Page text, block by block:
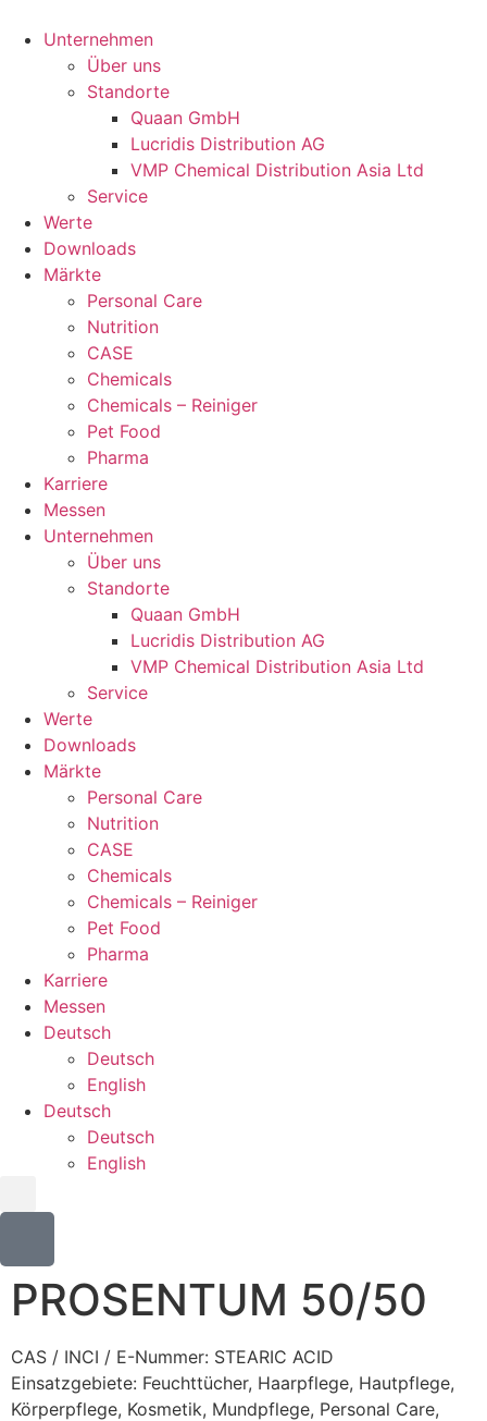
Unternehmen
Über uns
Standorte
Quaan GmbH
Lucridis Distribution AG
VMP Chemical Distribution Asia Ltd
Service
Werte
Downloads
Märkte
Personal Care
Nutrition
CASE
Chemicals
Chemicals – Reiniger
Pet Food
Pharma
Karriere
Messen
Unternehmen
Über uns
Standorte
Quaan GmbH
Lucridis Distribution AG
VMP Chemical Distribution Asia Ltd
Service
Werte
Downloads
Märkte
Personal Care
Nutrition
CASE
Chemicals
Chemicals – Reiniger
Pet Food
Pharma
Karriere
Messen
Deutsch
Deutsch
English
Deutsch
Deutsch
English
PROSENTUM 50/50
CAS / INCI / E-Nummer: STEARIC ACID
Einsatzgebiete: Feuchttücher, Haarpflege, Hautpflege,
Körperpflege, Kosmetik, Mundpflege, Personal Care,